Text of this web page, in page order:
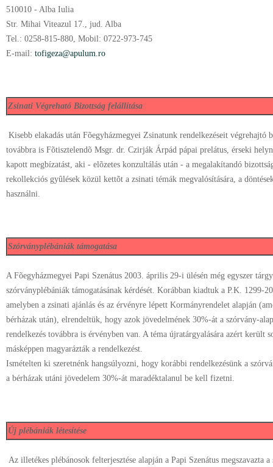
510010 - Alba Iulia
Str. Mihai Viteazul 17., jud. Alba
Tel.: 0258-815-880, Mobil: 0722-973-745
E-mail: tofigeza@apulum.ro
Zsinati Végreható Bizottság felállítása
Kisebb elakadás után Fõegyházmegyei Zsinatunk rendelkezéseit végrehajtó
továbbra is Fõtisztelendõ Msgr. dr. Czirják Árpád pápai prelátus, érseki
kapott megbízatást, aki - elõzetes konzultálás után - a megalakítandó
rekollekciós gyûlések közül kettõt a zsinati témák megvalósítására, a
használni.
Szórványplébániák támogatása
A Fõegyházmegyei Papi Szenátus 2003. április 29-i ülésén még egyszer
szórványplébániák támogatásának kérdését. Korábban kiadtuk a P.K. 1299-
amelyben a zsinati ajánlás és az érvényre lépett Kormányrendelet alapján
bérházak után), elrendeltük, hogy azok jövedelmének 30%-át a szórvány-
rendelkezés továbbra is érvényben van. A téma újratárgyalására azért került
másképpen magyarázták a rendelkezést.
Ismételten ki szeretnénk hangsúlyozni, hogy korábbi rendelkezésünk a
a bérházak utáni jövedelem 30%-át maradéktalanul be kell fizetni.
Új plébániák létesítése
Az illetékes plébánosok felterjesztése alapján a Papi Szenátus megszavazta